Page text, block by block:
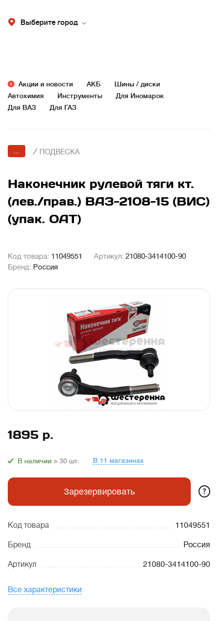
Выберите город
Акции и новости АКБ
Шины / диски
Автохимия
Инструменты
Для Иномарок
Для ВАЗ
Для ГАЗ
... / ПОДВЕСКА
Наконечник рулевой тяги кт.
(лев./прав.) ВАЗ-2108-15 (ВИС)
(упак. ОАТ)
Код товара: 11049551 Артикул: 21080-3414100-90
Бренд: Россия
1895 р.
В наличии > 30 шт. В 11 магазинах
Зарезервировать ?
Код товара 11049551
Бренд Россия
Артикул 21080-3414100-90
Все характеристики